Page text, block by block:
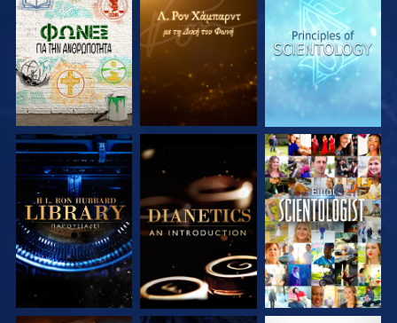
ΕΞΕΡΕΥΝΗΣΤΕ ΤΗ
ΣΕΙΡΑ
ΕΞΕΡΕΥΝΗΣΤΕ ΤΗ
ΣΕΙΡΑ
ΕΞΕΡΕΥΝΗΣΤΕ ΤΗ
ΣΕΙΡΑ
ΕΞΕΡΕΥΝΗΣΤΕ ΤΗ
ΣΕΙΡΑ
ΕΞΕΡΕΥΝΗΣΤΕ ΤΗ
ΣΕΙΡΑ
ΠΑΡΑΚΟΛΟΥΘΗΣΤΕ